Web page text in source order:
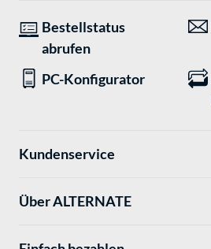
Bestellstatus
abrufen
PC-Konfigurator
Kundenservice
Über ALTERNATE